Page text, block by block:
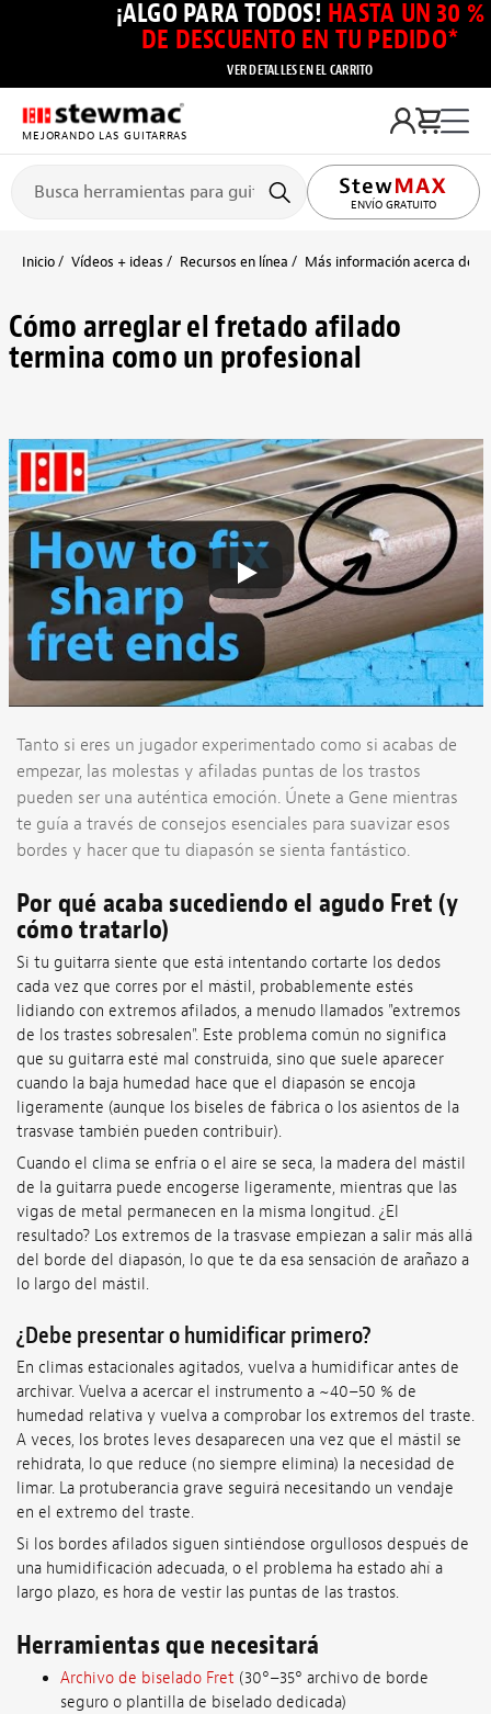
¡ALGO PARA TODOS! HASTA UN 30 %
DE DESCUENTO EN TU PEDIDO*
VER DETALLES EN EL CARRITO
MEJORANDO LAS GUITARRAS
ENVÍO GRATUITO
Inicio Vídeos + ideas Recursos en línea Más información acerca del
Cómo arreglar el fretado afilado
termina como un profesional
Tanto si eres un jugador experimentado como si acabas de
empezar, las molestas y afiladas puntas de los trastos
pueden ser una auténtica emoción. Únete a Gene mientras
te guía a través de consejos esenciales para suavizar esos
bordes y hacer que tu diapasón se sienta fantástico.
Por qué acaba sucediendo el agudo Fret (y
cómo tratarlo)
Si tu guitarra siente que está intentando cortarte los dedos
cada vez que corres por el mástil, probablemente estés
lidiando con extremos afilados, a menudo llamados "extremos
de los trastes sobresalen". Este problema común no significa
que su guitarra esté mal construida, sino que suele aparecer
cuando la baja humedad hace que el diapasón se encoja
ligeramente (aunque los biseles de fábrica o los asientos de la
trasvase también pueden contribuir).
Cuando el clima se enfría o el aire se seca, la madera del mástil
de la guitarra puede encogerse ligeramente, mientras que las
vigas de metal permanecen en la misma longitud. ¿El
resultado? Los extremos de la trasvase empiezan a salir más allá
del borde del diapasón, lo que te da esa sensación de arañazo a
lo largo del mástil.
¿Debe presentar o humidificar primero?
En climas estacionales agitados, vuelva a humidificar antes de
archivar. Vuelva a acercar el instrumento a ~40–50 % de
humedad relativa y vuelva a comprobar los extremos del traste.
A veces, los brotes leves desaparecen una vez que el mástil se
rehidrata, lo que reduce (no siempre elimina) la necesidad de
limar. La protuberancia grave seguirá necesitando un vendaje
en el extremo del traste.
Si los bordes afilados siguen sintiéndose orgullosos después de
una humidificación adecuada, o el problema ha estado ahí a
largo plazo, es hora de vestir las puntas de las trastos.
Herramientas que necesitará
Archivo de biselado Fret (30°–35° archivo de borde
seguro o plantilla de biselado dedicada)